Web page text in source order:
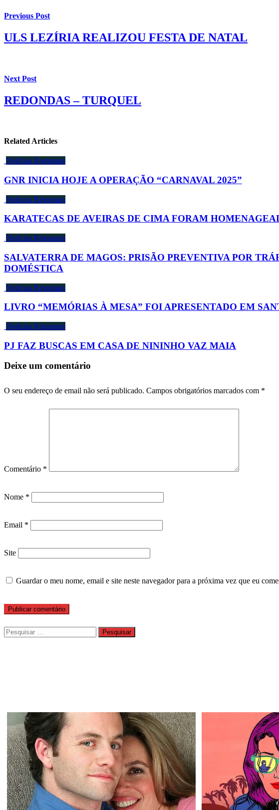
Previous Post
ULS LEZÍRIA REALIZOU FESTA DE NATAL
Next Post
REDONDAS – TURQUEL
Related Articles
Notícias Regionais
GNR INICIA HOJE A OPERAÇÃO “CARNAVAL 2025”
Notícias Regionais
KARATECAS DE AVEIRAS DE CIMA FORAM
Notícias Regionais
SALVATERRA DE MAGOS: PRISÃO PREVENTIVA POR
DOMÉSTICA
Notícias Regionais
LIVRO “MEMÓRIAS À MESA” FOI APRESENTADO EM
Notícias Regionais
PJ FAZ BUSCAS EM CASA DE NININHO VAZ MAIA
Deixe um comentário
O seu endereço de email não será publicado. Campos obrigatórios marcados com *
Comentário *
Nome *
Email *
Site
Guardar o meu nome, email e site neste navegador para a próxima vez que eu
Pesquisar
por: